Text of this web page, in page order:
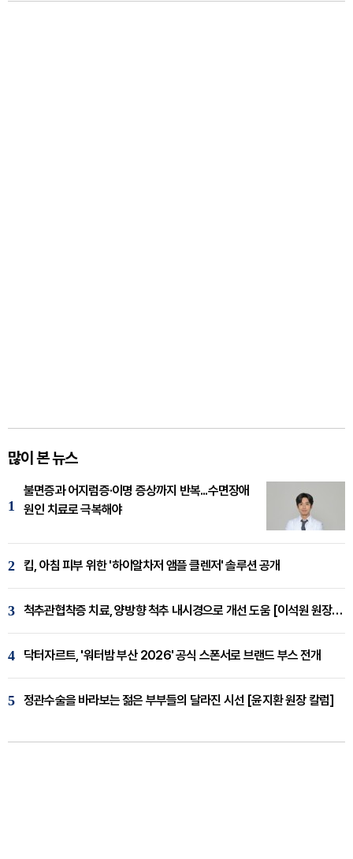
많이 본 뉴스
1
불면증과 어지럼증·이명 증상까지 반복...수면장애
원인 치료로 극복해야
2 킵, 아침 피부 위한 '하이알차저 앰플 클렌저' 솔루션 공개
3 척추관협착증 치료, 양방향 척추 내시경으로 개선 도움 [이석원 원장 칼럼]
4 닥터자르트, '워터밤 부산 2026' 공식 스폰서로 브랜드 부스 전개
5 정관수술을 바라보는 젊은 부부들의 달라진 시선 [윤지환 원장 칼럼]